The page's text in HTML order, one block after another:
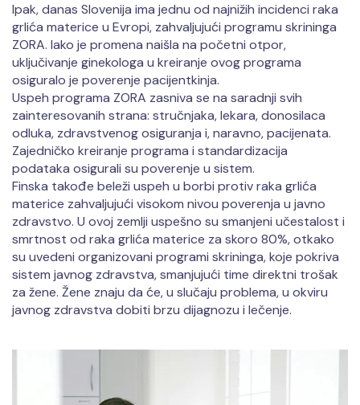
Ipak, danas Slovenija ima jednu od najnižih incidenci raka
grlića materice u Evropi, zahvaljujući programu skrininga
ZORA. Iako je promena naišla na početni otpor,
uključivanje ginekologa u kreiranje ovog programa
osiguralo je poverenje pacijentkinja.
Uspeh programa ZORA zasniva se na saradnji svih
zainteresovanih strana: stručnjaka, lekara, donosilaca
odluka, zdravstvenog osiguranja i, naravno, pacijenata.
Zajedničko kreiranje programa i standardizacija
podataka osigurali su poverenje u sistem.
Finska takođe beleži uspeh u borbi protiv raka grlića
materice zahvaljujući visokom nivou poverenja u javno
zdravstvo. U ovoj zemlji uspešno su smanjeni učestalost i
smrtnost od raka grlića materice za skoro 80%, otkako
su uvedeni organizovani programi skrininga, koje pokriva
sistem javnog zdravstva, smanjujući time direktni trošak
za žene. Žene znaju da će, u slučaju problema, u okviru
javnog zdravstva dobiti brzu dijagnozu i lečenje.